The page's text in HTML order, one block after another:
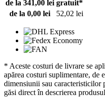
de la 341,00 lei gratuit*
de la 0,00 lei
52,02 lei
* Aceste costuri de livrare se
apărea costuri suplimentare, de
dimensiunii sau caracteristicilor
găsi direct în descrierea